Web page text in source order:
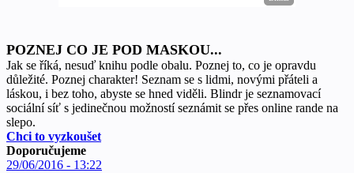
POZNEJ CO JE POD MASKOU...
Jak se říká, nesuď knihu podle obalu. Poznej to, co je opravdu
důležité. Poznej charakter! Seznam se s lidmi, novými přáteli a
láskou, i bez toho, abyste se hned viděli. Blindr je seznamovací
sociální síť s jedinečnou možností seznámit se přes online rande na
slepo.
Chci to vyzkoušet
Doporučujeme
29/06/2016 - 13:22